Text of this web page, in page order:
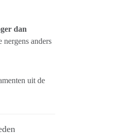
dan
nergens anders
uit de